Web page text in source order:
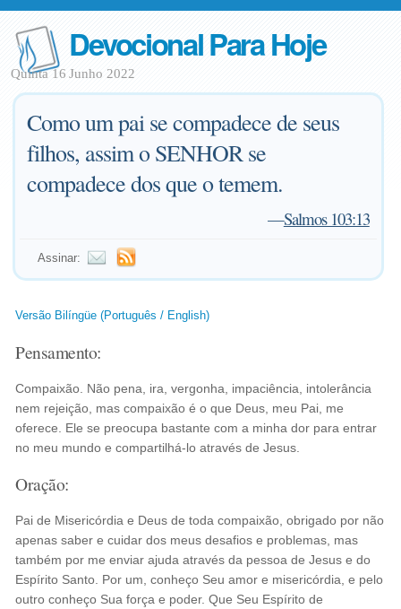
Devocional Para Hoje
Quinta 16 Junho 2022
Como um pai se compadece de seus
filhos, assim o SENHOR se
compadece dos que o temem.
—Salmos 103:13
Assinar:
Versão Bilíngüe (Português / English)
Pensamento:
Compaixão. Não pena, ira, vergonha, impaciência, intolerância
nem rejeição, mas compaixão é o que Deus, meu Pai, me
oferece. Ele se preocupa bastante com a minha dor para entrar
no meu mundo e compartilhá-lo através de Jesus.
Oração:
Pai de Misericórdia e Deus de toda compaixão, obrigado por não
apenas saber e cuidar dos meus desafios e problemas, mas
também por me enviar ajuda através da pessoa de Jesus e do
Espírito Santo. Por um, conheço Seu amor e misericórdia, e pelo
outro conheço Sua força e poder. Que Seu Espírito de